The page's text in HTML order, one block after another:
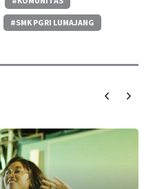
#SMK PGRI LUMAJANG